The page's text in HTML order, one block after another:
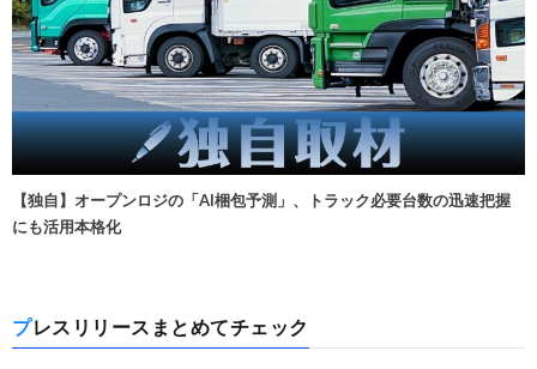
【独自】オープンロジの「AI梱包予測」、トラック必要台数の迅速把握
にも活用本格化
プレスリリースまとめてチェック